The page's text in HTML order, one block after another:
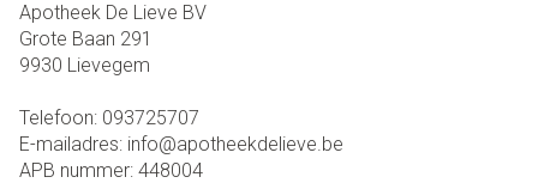
Apotheek De Lieve BV
Grote Baan 291
9930 Lievegem
Telefoon: 093725707
E-mailadres: info@apotheekdelieve.be
APB nummer: 448004